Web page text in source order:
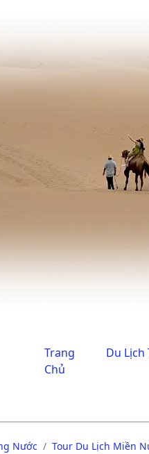
Trang
Chủ
Du
Nước Tour Du Lịch Miền